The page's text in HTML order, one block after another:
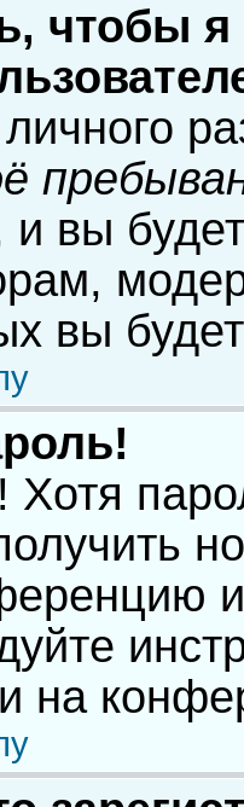
чтобы
и вы
вы
Хотя
на